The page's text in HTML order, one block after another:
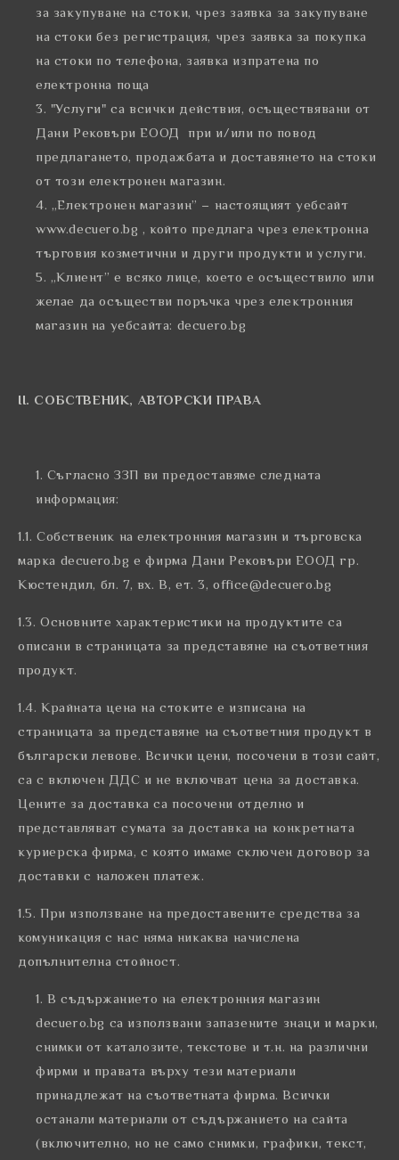
за закупуване на стоки, чрез заявка за закупуване
на стоки без регистрация, чрез заявка за покупка
на стоки по телефона, заявка изпратена по
електронна поща
"Услуги" са всички действия, осъществявани от
Дани Рековъри ЕООД при и/или по повод
предлагането, продажбата и доставянето на стоки
от този електронен магазин.
„Електронен магазин” – настоящият уебсайт
www.decuero.bg , който предлага чрез електронна
търговия козметични и други продукти и услуги.
„Клиент” е всяко лице, което е осъществило или
желае да осъществи поръчка чрез електронния
магазин на уебсайта: decuero.bg
ІІ. СОБСТВЕНИК, АВТОРСКИ ПРАВА
Съгласно ЗЗП ви предоставяме следната
информация:
1.1. Собственик на електронния магазин и търговска
марка decuero.bg e фирма Дани Рековъри ЕООД гр.
Кюстендил, бл. 7, вх. В, ет. 3, office@decuero.bg
1.3. Основните характеристики на продуктите са
описани в страницата за представяне на съответния
продукт.
1.4. Крайната цена на стоките е изписана на
страницата за представяне на съответния продукт в
български левове. Всички цени, посочени в този сайт,
са с включен ДДС и не включват цена за доставка.
Цените за доставка са посочени отделно и
представляват сумата за доставка на конкретната
куриерска фирма, с която имаме сключен договор за
доставки с наложен платеж.
1.5. При използване на предоставените средства за
комуникация с нас няма никаква начислена
допълнителна стойност.
В съдържанието на електронния магазин
decuero.bg са използвани запазените знаци и марки,
снимки от каталозите, текстове и т.н. на различни
фирми и правата върху тези материали
принадлежат на съответната фирма. Всички
останали материали от съдържанието на сайта
(включително, но не само снимки, графики, текст,